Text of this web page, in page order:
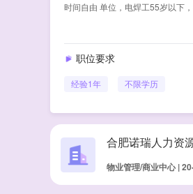
时间自由 单位，电焊工55岁以下
职位要求
经验1年 不限学历
合肥诺瑞人力资
物业管理/商业中心 |